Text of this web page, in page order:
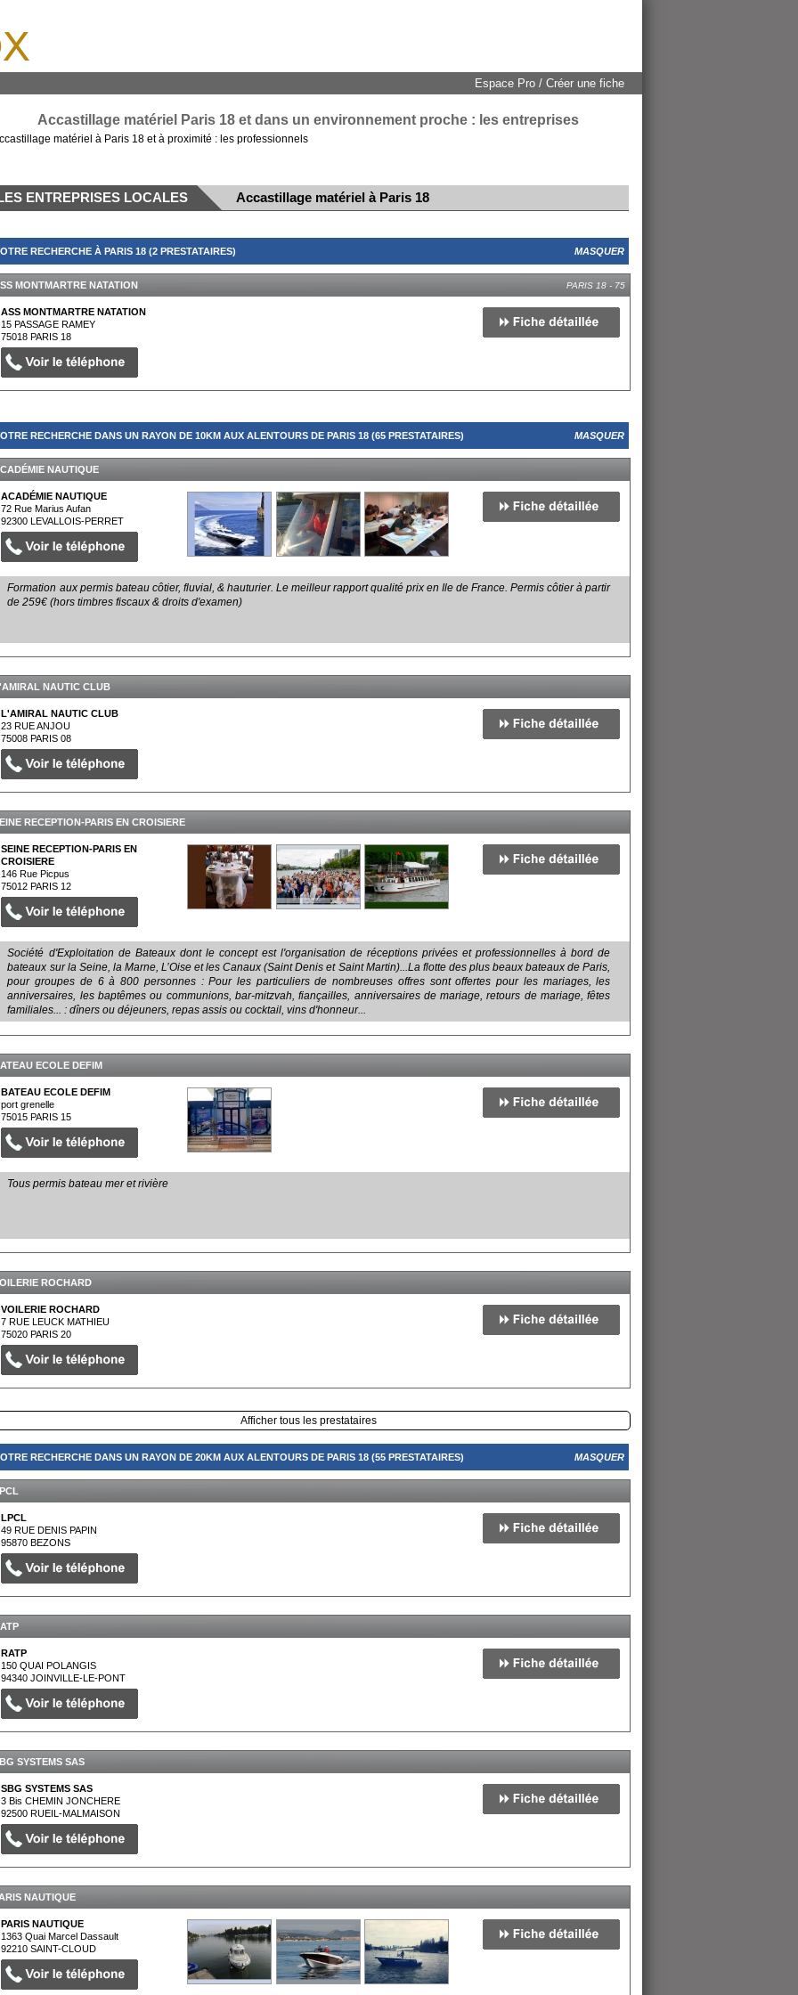
Espace Pro / Créer une fiche
Accastillage matériel Paris 18 et dans un environnement proche : les entreprises
matériel à Paris 18 et à proximité : les professionnels
ENTREPRISES LOCALES Accastillage matériel à Paris 18
RECHERCHE À PARIS 18 (2 PRESTATAIRES) MASQUER
MONTMARTRE NATATION PARIS 18 - 75
ASS MONTMARTRE NATATION
15 PASSAGE RAMEY
75018PARIS 18
RECHERCHE DANS UN RAYON DE 10KM AUX ALENTOURS DE PARIS 18 (65 PRESTATAIRES) MASQUER
NAUTIQUE
ACADÉMIE NAUTIQUE
72 Rue Marius Aufan
92300LEVALLOIS-PERRET
Formation aux permis bateau côtier, fluvial, & hauturier. Le meilleur rapport qualité prix en Ile de France. Permis côtier à partir
de 259€ (hors timbres fiscaux & droits d'examen)
NAUTIC CLUB
L'AMIRAL NAUTIC CLUB
23 RUE ANJOU
75008PARIS 08
RECEPTION-PARIS EN CROISIERE
SEINE RECEPTION-PARIS EN
CROISIERE
146 Rue Picpus
75012PARIS 12
Société d'Exploitation de Bateaux dont le concept est l'organisation de réceptions privées et professionnelles à bord de
bateaux sur la Seine, la Marne, L’Oise et les Canaux (Saint Denis et Saint Martin)...La flotte des plus beaux bateaux de Paris,
pour groupes de 6 à 800 personnes : Pour les particuliers de nombreuses offres sont offertes pour les mariages, les
anniversaires, les baptêmes ou communions, bar-mitzvah, fiançailles, anniversaires de mariage, retours de mariage, fêtes
familiales... : dîners ou déjeuners, repas assis ou cocktail, vins d'honneur...
ECOLE DEFIM
BATEAU ECOLE DEFIM
port grenelle
75015PARIS 15
Tous permis bateau mer et rivière
ROCHARD
VOILERIE ROCHARD
7 RUE LEUCK MATHIEU
75020PARIS 20
Afficher tous les prestataires
RECHERCHE DANS UN RAYON DE 20KM AUX ALENTOURS DE PARIS 18 (55 PRESTATAIRES) MASQUER
LPCL
49 RUE DENIS PAPIN
95870BEZONS
RATP
150 QUAI POLANGIS
94340JOINVILLE-LE-PONT
SYSTEMS SAS
SBG SYSTEMS SAS
3 Bis CHEMIN JONCHERE
92500RUEIL-MALMAISON
NAUTIQUE
PARIS NAUTIQUE
1363 Quai Marcel Dassault
92210SAINT-CLOUD